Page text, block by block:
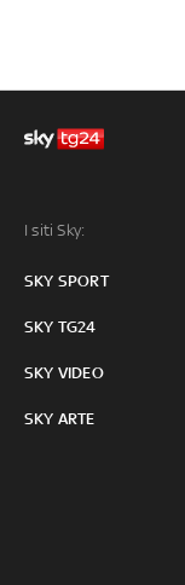
I siti Sky:
SKY SPORT
SKY TG24
SKY VIDEO
SKY ARTE